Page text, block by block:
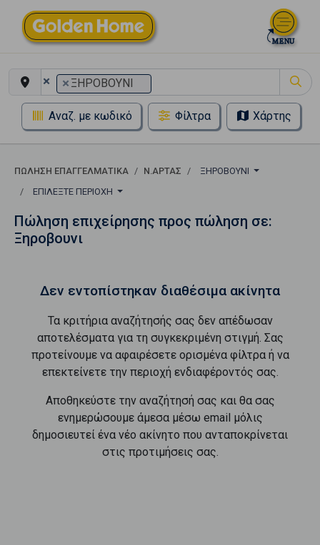
× × ΞΗΡΟΒΟΥΝΙ
Αναζ. με κωδικό Φίλτρα Χάρτης
ΠΏΛΗΣΗ ΕΠΑΓΓΕΛΜΑΤΙΚΆ Ν.ΑΡΤΑΣ
ΞΗΡΟΒΟΥΝΙ
ΕΠΙΛΈΞΤΕ ΠΕΡΙΟΧΉ
Πώληση επιχείρησης προς πώληση σε:
Ξηροβουνι
Δεν εντοπίστηκαν διαθέσιμα ακίνητα
Τα κριτήρια αναζήτησής σας δεν απέδωσαν
αποτελέσματα για τη συγκεκριμένη στιγμή. Σας
προτείνουμε να αφαιρέσετε ορισμένα φίλτρα ή να
επεκτείνετε την περιοχή ενδιαφέροντός σας.
Αποθηκεύστε την αναζήτησή σας και θα σας
ενημερώσουμε άμεσα μέσω email μόλις
δημοσιευτεί ένα νέο ακίνητο που ανταποκρίνεται
στις προτιμήσεις σας.